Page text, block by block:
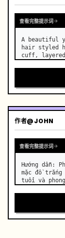
查看完整提示词
A beautiful
hair styled
cuff,
作者@JOHN
查看完整提示词
Hướng dẫn:
mặc đồ
tuổi và